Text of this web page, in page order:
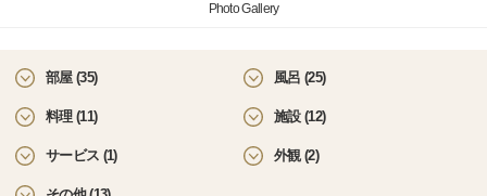
Photo Gallery
部屋 (35) 風呂 (25)
料理 (11) 施設 (12)
サービス (1) 外観 (2)